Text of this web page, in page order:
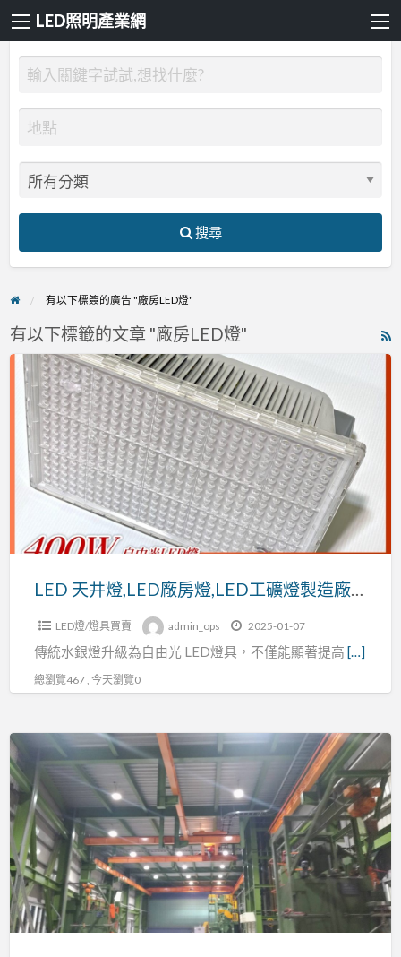
LED照明產業網
搜尋
有以下標簽的廣告 "廠房LED燈"
有以下標籤的文章 "廠房LED燈"
LED
天
燈,LED
礦
LED 天井燈,LED廠房燈,LED工礦燈製造廠商
LED燈/燈具買賣 admin_ops 2025-01-07
傳統水銀燈升級為自由光 LED燈具，不僅能顯著提高 […]
總瀏覽467 , 今天瀏覽0
取
代
水
銀
燈,
複
金
屬
燈